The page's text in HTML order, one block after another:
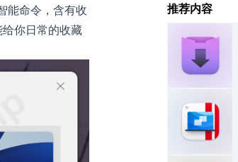
能命令，含有收
你日常的收藏
推荐内容